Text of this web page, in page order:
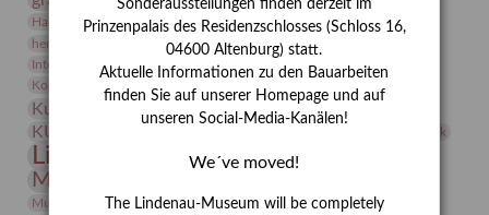
Hanns-Conon von der Gabelentz Heinrich Kirchhoff Heldinnen
herman de vries Humboldt
Insekten
Integriertes Schädlingsmanagement
Jahresempfang
Kolosseum
Kunst
Kunstmuseum Kunstvermittlung Kunst von Kühl
KUNSTWAND Künstler Lehmbruck
Lindenau-Museum Marstall
Museumsgeschichte
Museumspädagogik Mäzen Napoleon Natur
Neue Remise
Sonderausstellungen finden derzeit im
Prinzenpalais des Residenzschlosses (Schloss 16,
04600 Altenburg) statt.
Aktuelle Informationen zu den Bauarbeiten
finden Sie auf unserer Homepage und auf
unseren Social-Media-Kanälen!
We´ve moved!
The Lindenau-Museum will be completely